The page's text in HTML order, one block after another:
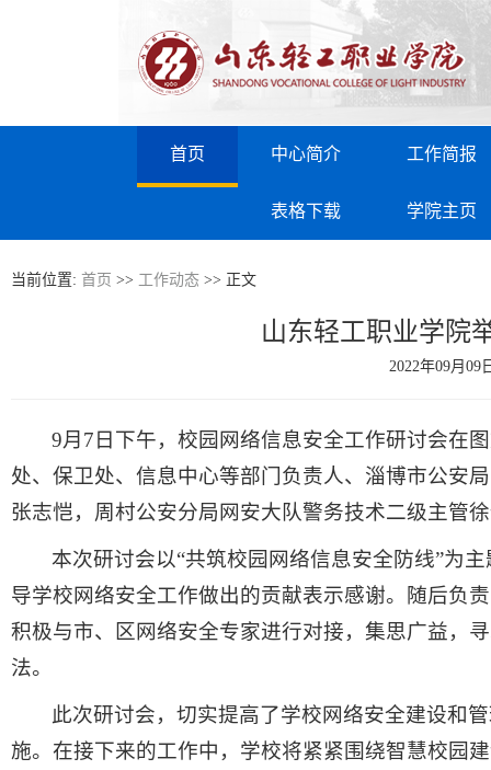
首页 中心简介 工作简报
表格下载 学院主页
当前位置: 首页 >> 工作动态 >> 正文
山东轻工职业学院
2022年09月
9月7日下午，校园网络信息安全工作研讨会在
处、保卫处、信息中心等部门负责人、淄博市公安
张志恺，周村公安分局网安大队警务技术二级主管
本次研讨会以“共筑校园网络信息安全防线”为
导学校网络安全工作做出的贡献表示感谢。随后负
积极与市、区网络安全专家进行对接，集思广益，
法。
此次研讨会，切实提高了学校网络安全建设和
施。在接下来的工作中，学校将紧紧围绕智慧校园